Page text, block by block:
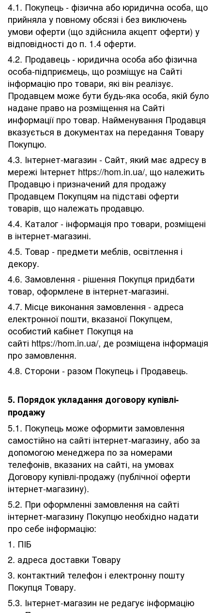
4.1. Покупець - фізична або юридична особа, що
прийняла у повному обсязі і без виключень
умови оферти (що здійснила акцепт оферти) у
відповідності до п. 1.4 оферти.
4.2. Продавець - юридична особа або фізична
особа-підприємець, що розміщує на Сайті
інформацію про товари, які він реалізує.
Продавцем може бути будь-яка особа, якій було
надане право на розміщення на Сайті
информації про товар. Найменування Продавця
вказується в документах на передання Товару
Покупцю.
4.3. Інтернет-магазин - Сайт, який має адресу в
мережі Інтернет https://hom.in.ua/, що належить
Продавцю і призначений для продажу
Продавцем Покупцям на підставі оферти
товарів, що належать продавцю.
4.4. Каталог - інформація про товари, розміщені
в інтернет-магазині.
4.5. Товар - предмети меблів, освітлення і
декору.
4.6. Замовлення - рішення Покупця придбати
товар, оформлене в інтернет-магазині.
4.7. Місце виконання замовлення - адреса
електронної пошти, вказаної Покупцем,
особистий кабінет Покупця на
сайті https://hom.in.ua/, де розміщена інформація
про замовлення.
4.8. Сторони - разом Покупець і Продавець.
5. Порядок укладання договору купівлі-
продажу
5.1. Покупець може оформити замовлення
самостійно на сайті інтернет-магазину, або за
допомогою менеджера по за номерами
телефонів, вказаних на сайті, на умовах
Договору купівлі-продажу (публічної оферти
інтернет-магазину).
5.2. При оформленні замовлення на сайті
інтернет-магазину Покупцю необхідно надати
про себе інформацію:
1. ПІБ
2. адреса доставки Товару
3. контактний телефон і електронну пошту
Покупця Товару.
5.3. Інтернет-магазин не редагує інформацію